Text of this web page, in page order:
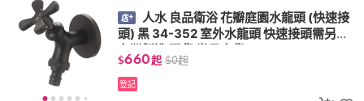
人水 良品衛浴 花瓣庭園水龍頭 (快速接
頭) 黑 34-352 室外水龍頭 快速接頭需另購
台灣製造 現貨 當日出貨
$660起 $0起
登記